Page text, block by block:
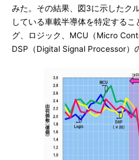
みた。その結果、図3に示したク
している車載半導体を特定する
グ、ロジック、MCU（Micro
DSP（Digital Signal Processor）